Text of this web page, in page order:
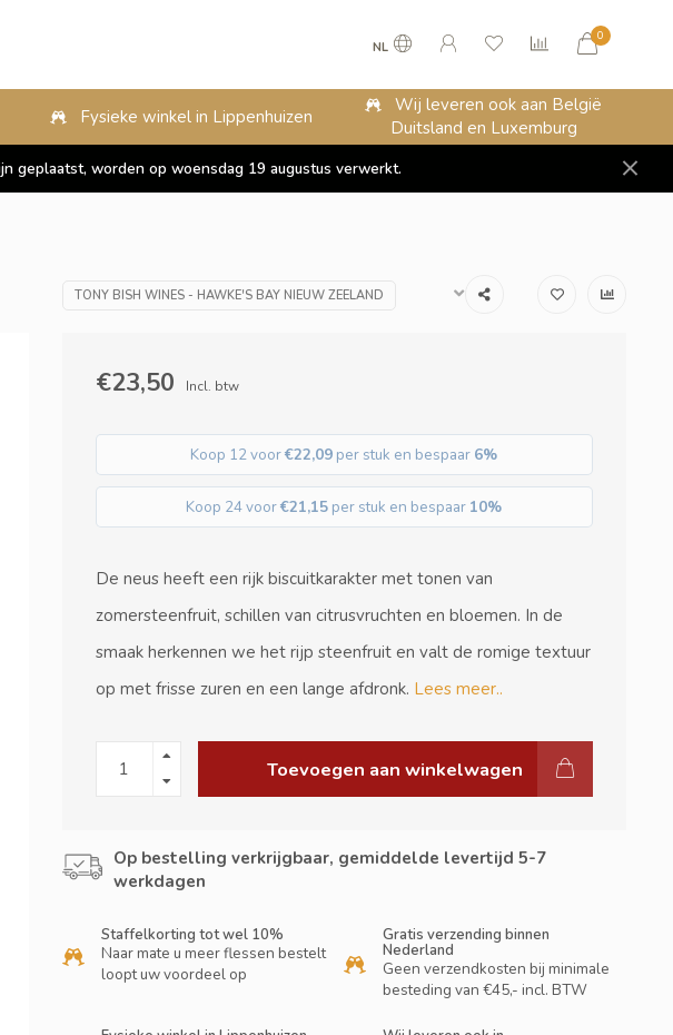
NL
0
Fysieke winkel in Lippenhuizen
Wij leveren ook aan België
Duitsland en Luxemburg
geplaatst, worden op woensdag 19 augustus verwerkt.
TONY BISH WINES - HAWKE'S BAY NIEUW ZEELAND
€23,50 Incl. btw
Koop 12 voor€22,09 per stuk en bespaar 6%
Koop 24 voor€21,15 per stuk en bespaar 10%
De neus heeft een rijk biscuitkarakter met tonen van
zomersteenfruit, schillen van citrusvruchten en bloemen. In de
smaak herkennen we het rijp steenfruit en valt de romige textuur
op met frisse zuren en een lange afdronk. Lees meer..
Toevoegen aan winkelwagen
Op bestelling verkrijgbaar, gemiddelde levertijd 5-7
werkdagen
Staffelkorting tot wel 10%
Naar mate u meer flessen bestelt
loopt uw voordeel op
Gratis verzending binnen
Nederland
Geen verzendkosten bij minimale
besteding van €45,- incl. BTW